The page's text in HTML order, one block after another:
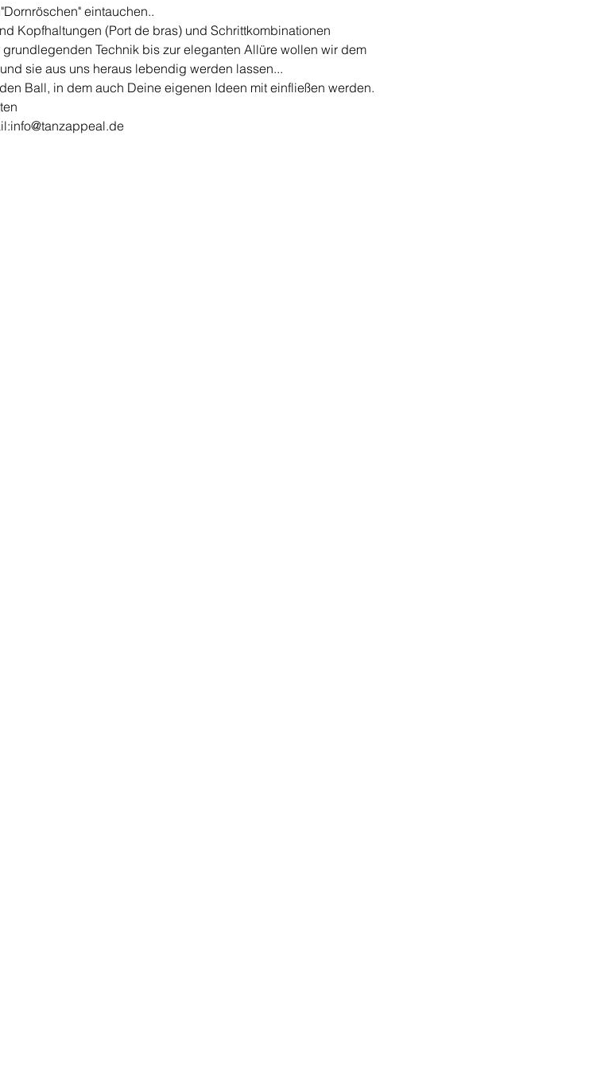
eintauchen..
Kopfhaltungen (Port de bras) und Schrittkombinationen
Technik bis zur eleganten Allüre wollen wir dem
sie aus uns heraus lebendig werden lassen...
Ball, in dem auch Deine eigenen Ideen mit einfließen werden.